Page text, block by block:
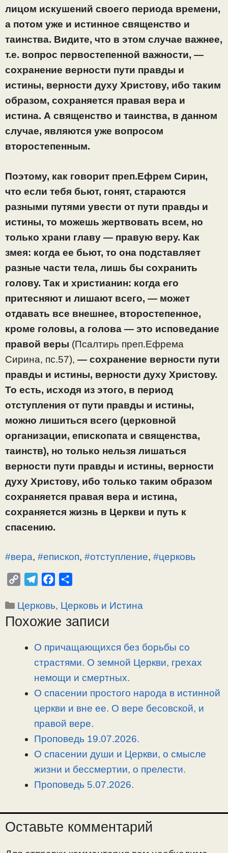
лицом искушений своего периода времени,
а потом уже и истинное священство и
таинства. Видите, что в этом случае важнее,
т.е. вопрос первостепенной важности, —
сохранение верности пути правды и
истины, верности духу Христову, ибо таким
образом, сохраняется правая вера и
истина. А священство и таинства, в данном
случае, являются уже вопросом
второстепенным.
Поэтому, как говорит преп.Ефрем Сирин,
что если тебя бьют, гонят, стараются
разными путями увести от пути правды и
истины, то можешь жертвовать всем, но
только храни главу — правую веру. Как
змея: когда ее бьют, то она подставляет
разные части тела, лишь бы сохранить
голову. Так и христианин: когда его
притесняют и лишают всего, — может
отдавать все внешнее, второстепенное,
кроме головы, а голова — это исповедание
правой веры (Псалтирь преп.Ефрема
Сирина, пс.57), — сохранение верности пути
правды и истины, верности духу Христову.
То есть, исходя из этого, в период
отступления от пути правды и истины,
можно лишиться всего (церковной
организации, епископата и священства,
таинств), но только нельзя лишаться
верности пути правды и истины, верности
духу Христову, ибо только таким образом
сохраняется правая вера и истина,
сохраняется жизнь в Церкви и путь к
спасению.
#вера, #епископ, #отступление, #церковь
p
y
l
e
r
e
o
п
р
в
Рубрики
Церковь, Церковь и Истина
Похожие записи
О причащающихся без борьбы со
страстями. О земной Церкви, грехах
немощи и смертных.
О спасении простого народа в истинной
церкви и вне ее. О вере бесовской, и
правой вере.
Проповедь 19.07.2026.
О спасении души и Церкви, о смысле
жизни и бессмертии, о прелести.
Проповедь 5.07.2026.
Оставьте комментарий